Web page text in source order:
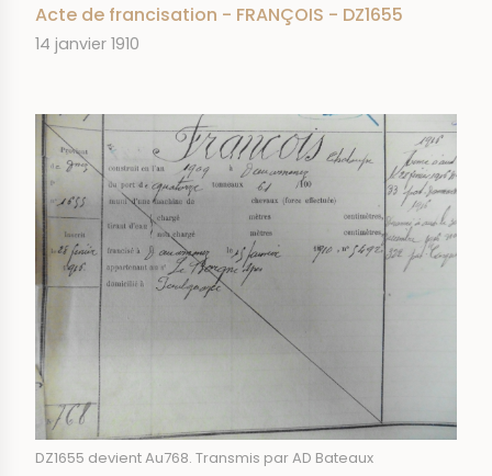
Acte de francisation - FRANÇOIS - DZ1655
DATE
14 janvier 1910
IMAGE
DZ1655 devient Au768. Transmis par AD Bateaux